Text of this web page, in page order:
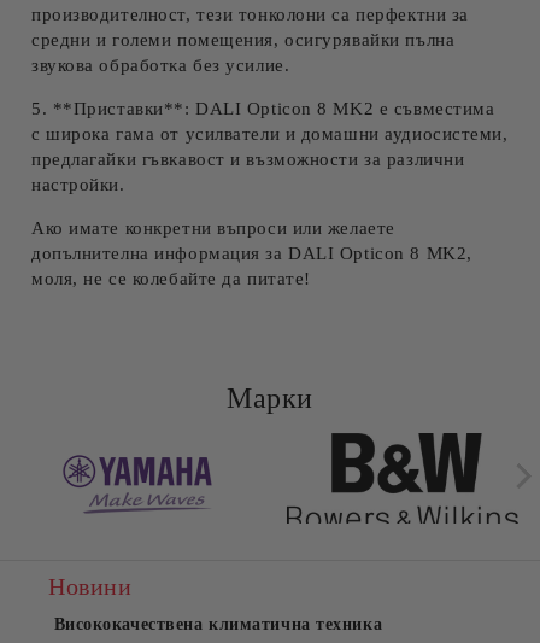
производителност, тези тонколони са перфектни за
средни и големи помещения, осигурявайки пълна
звукова обработка без усилие.
5. **Приставки**: DALI Opticon 8 MK2 е съвместима
с широка гама от усилватели и домашни аудиосистеми,
предлагайки гъвкавост и възможности за различни
настройки.
Ако имате конкретни въпроси или желаете
допълнителна информация за DALI Opticon 8 MK2,
моля, не се колебайте да питате!
Марки
Новини
Висококачествена климатична техника